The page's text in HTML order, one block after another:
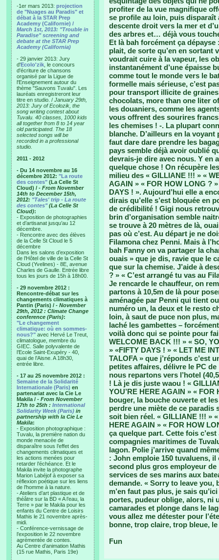
-1er mars 2013: projection
de "Nuages au Paradis" et
débat à la STAR Prep
Academy (Californie) /
March 1st, 2013: "Trouble in
Paradise" screening and
debate at the STAR Prep
Academy (California)
- 29 janvier 2013: Jury
d'Ecolo'zik , le concours
d'écriture de chansons
organisé par la Ligue de
l'Enseignement autour du
thème "Sauvons Tuvalu". Les
lauréats enregistreront leur
titre en studio. / January 29th,
2013: Jury of Ecolozik, the
song writing contest about
Tuvalu. 40 classes, 1000 kids
all together from 8 to 14 year
old participated. The 18
selected songs will be
recorded in a professional
studio.
2011 - 2012
- Du 14 novembre au 16
décembre 2012: "La route
des contes" (La Celle St
Cloud) / - From November
14th to December 15th,
2012: "Tales' trip - La route
des contes"(La Celle St
Cloud):
- Exposition de photographies
et d’artisanat jusqu’au 12
décembre.
- Rencontre avec des élèves
de la Celle St Cloud le 5
décembre
Dans les salons d’exposition
de l’Hôtel de ville de la Celle St
Cloud (Yvelines) - 8E, avenue
Charles de Gaulle. Entrée libre
tous les jours de 15h à 18h00.
- 29 novembre 2012 :
Rencontre-débat sur les
changements climatiques à
Pantin (Paris) / - November
29th, 2012 : Climate Change
conference (Paris):
"Le changement
climatique: où en sommes-
nous?" avec Hervé Le Treut,
climatologue, membre du
GIEC. Salle polyvalente de
l’Ecole Saint-Exupéry - 40,
quai de l’Aisne. A 18h30,
entrée libre.
- 17 au 25 novembre 2012 :
Semaine de la Solidarité
Internationale (Paris) en
partenariat avec la Cie Le
Makila / - From November
17th to 25th : International
Solidarity Week (Paris) in
partnership with la Cie Le
Makila:
- Exposition photographique :
Tuvalu, la première nation du
monde menacée de
disparaître sous l’effet des
changements climatiques et
les actions menées pour
retarder l’échéance. Et le
Makila invite la photographe
Marion Labéjof à exposer sa
réflexion poétique sur les liens
de l’homme à la nature.
- Ateliers d’art plastique et de
théâtre sur la BD « A l’eau, la
Terre » par le Makila pour les
enfants du Centre de Loisirs
Mathis le 21 novembre après-
midi.
- Conférence-vernissage de
l’exposition le 22 novembre
agrémentée de contes.
Au Centre d’animation Mathis
(15 rue Mathis, Paris 19e)
profiter de la vue magnifique
se profile au loin, puis disparaît
descente droit vers la mer et
des arbres et… déjà vous
Et là bah forcément ça dépayse
plait, de sorte qu’en en sortant
voudrait cuire à la vapeur, les
instantanément d’une épaisse
comme tout le monde vers le
formelle mais sérieuse, c’est
pour transport illicite de
chocolats, more than one liter
les douaniers, comme les
vous offrent des sourires
les chemises ! -. La plupart
blanche. D’ailleurs en la
faut dare dare prendre les
pays semble déjà avoir oublié
devrais-je dire avec nous. Y en
quelque chose ! On récupère
milieu des « GILLIANE !!! » «
AGAIN » « FOR HOW LONG ?
DAYS ! ». Aujourd’hui elle a
dirais qu’elle s’est bloquée en
de crédibilité ! Gigi nous
brin d’organisation semble
se trouve à 20 mètres de là,
pas où c’est. Au départ je ne
Filamona chez Penni. Mais à
bah Fanny on va partager la
ouais » que je dis, ravie que le
que sur la chemise. J’aide à
? » « C’est arrangé tu vas au
Je rencarde le chauffeur, on
partons à 10,5m de là pour
aménagée par Penni qui tient
numéro un, la deux et le resto
loin, à saut de puce non plus,
laché les gambettes –
voilà donc qui se pointe pour
WELCOME BACK !!! » « SO,
» «FIFTY DAYS ! » « LET ME
TALOFA » que j’réponds c’est
petites affaires, délivre le PC
nous repartons vers l’hotel
! Là je dis juste waou ! «
YOU’RE HERE AGAIN » «
bouger, la bouche ouverte et
perdre une miète de ce paradis
soit bien réel. « GILLIANE !!! »
HERE AGAIN » « FOR HOW
ça quelque part. Cette fois
compagnies maritimes de
lagon. Polie j’arrive quand
: John emploie 150 tuvaluens, il
second plus gros employeur de
services de ses marins aux
demande. « Sorry to leave you,
m’en faut pas plus, je sais
portes, pudeur oblige, alors, ni
camarades et plonge dans le
vous allez me détester pour
bonne, trop claire, trop bleue,
Fun